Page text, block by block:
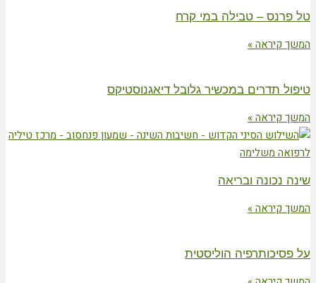
טל פרנס – טבילה במי קרח
המשך קיראה »
טיפול תדרים במכשיר גלובל דיאגנוסטיקס
המשך קיראה »
שינה נכונה ובריאה
המשך קיראה »
על פסיכותרפיה הוליסטית